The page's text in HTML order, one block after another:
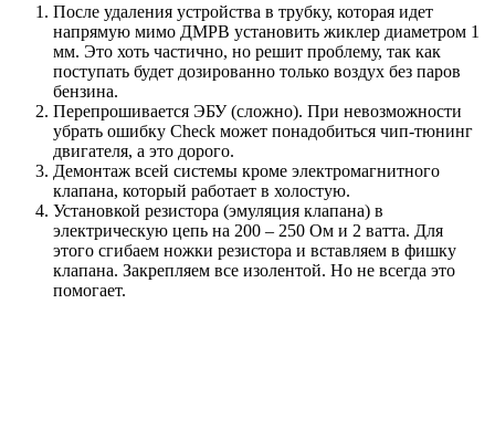
После удаления устройства в трубку, которая идет
напрямую мимо ДМРВ установить жиклер диаметром 1
мм. Это хоть частично, но решит проблему, так как
поступать будет дозированно только воздух без паров
бензина.
Перепрошивается ЭБУ (сложно). При невозможности
убрать ошибку Check может понадобиться чип-тюнинг
двигателя, а это дорого.
Демонтаж всей системы кроме электромагнитного
клапана, который работает в холостую.
Установкой резистора (эмуляция клапана) в
электрическую цепь на 200 – 250 Ом и 2 ватта. Для
этого сгибаем ножки резистора и вставляем в фишку
клапана. Закрепляем все изолентой. Но не всегда это
помогает.